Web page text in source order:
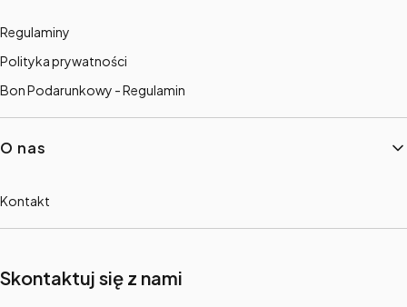
Regulaminy
Polityka prywatności
Bon Podarunkowy - Regulamin
O nas
Kontakt
Skontaktuj się z nami